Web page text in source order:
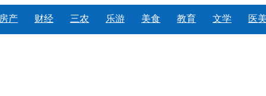
房产 财经 三农 乐游 美食 教育 文学 医美